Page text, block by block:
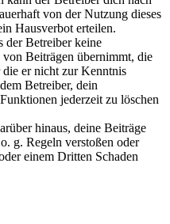
von der Nutzung dieses
Hausverbot erteilen.
der Betreiber keine
Beiträgen übernimmt, die
die er nicht zur Kenntnis
Betreiber, dein
jederzeit zu löschen
hinaus, deine Beiträge
g. Regeln verstoßen oder
einem Dritten Schaden